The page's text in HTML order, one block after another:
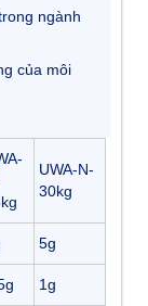
ngành
của môi
UWA-N-
30kg
5g
1g